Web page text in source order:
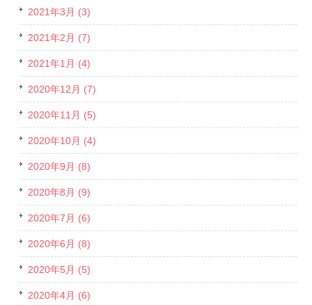
2021年3月 (3)
2021年2月 (7)
2021年1月 (4)
2020年12月 (7)
2020年11月 (5)
2020年10月 (4)
2020年9月 (8)
2020年8月 (9)
2020年7月 (6)
2020年6月 (8)
2020年5月 (5)
2020年4月 (6)